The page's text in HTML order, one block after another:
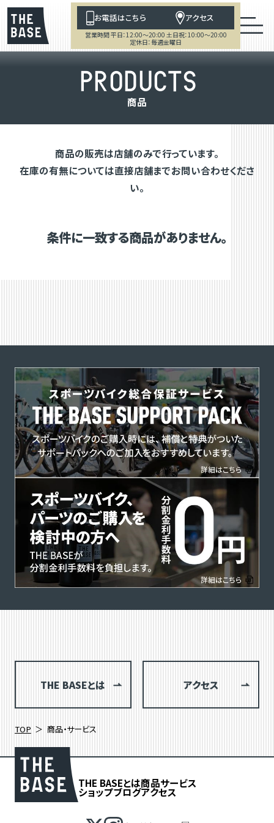
お電話はこちら アクセス
営業時間 平日：12:00～20:00 土日祝：10:00～20:00
定休日：毎週金曜日
PRODUCTS
商品
商品の販売は店舗のみで行っています。
在庫の有無については直接店舗までお問い合わせくださ
い。
条件に一致する商品がありません。
THE BASEとは アクセス
TOP 商品・サービス
THE BASEとは商品サービス
ショップブログアクセス